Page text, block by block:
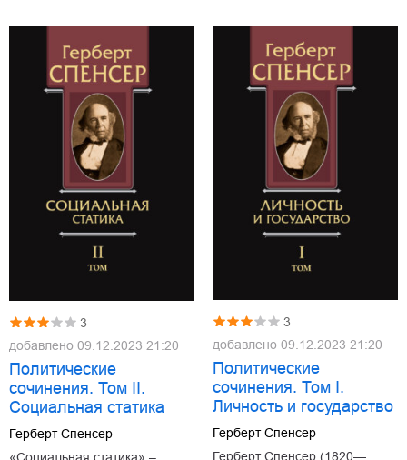
3
добавлено 09.12.2023 21:20
Политические
сочинения. Том II.
Социальная статика
Герберт Спенсер
«Социальная статика» –
3
добавлено 09.12.2023 21:20
Политические
сочинения. Том I.
Личность и государство
Герберт Спенсер
Герберт Спенсер (1820—